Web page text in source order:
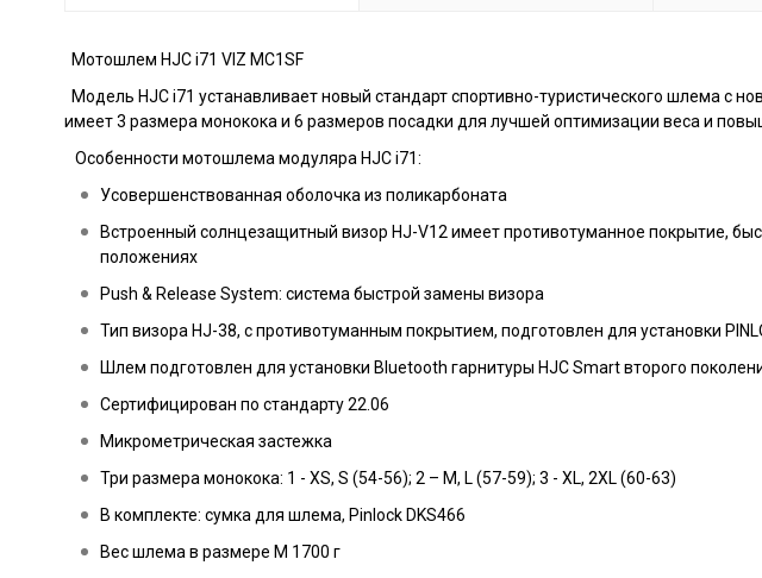
Мотошлем HJC i71 VIZ MC1SF
Модель HJC i71 устанавливает новый стандарт спортивно-туристического шлема
имеет 3 размера монокока и 6 размеров посадки для лучшей оптимизации веса и
Особенности мотошлема модуляра HJC i71:
Усовершенствованная оболочка из поликарбоната
Встроенный солнцезащитный визор HJ-V12 имеет противотуманное покрытие,
положениях
Push & Release System: система быстрой замены визора
Тип визора HJ-38, с противотуманным покрытием, подготовлен для установки
Шлем подготовлен для установки Bluetooth гарнитуры HJC Smart второго
Сертифицирован по стандарту 22.06
Микрометрическая застежка
Три размера монокока: 1 - XS, S (54-56); 2 – M, L (57-59); 3 - XL, 2XL (60-63)
В комплекте: сумка для шлема, Pinlock DKS466
Вес шлема в размере M 1700 г